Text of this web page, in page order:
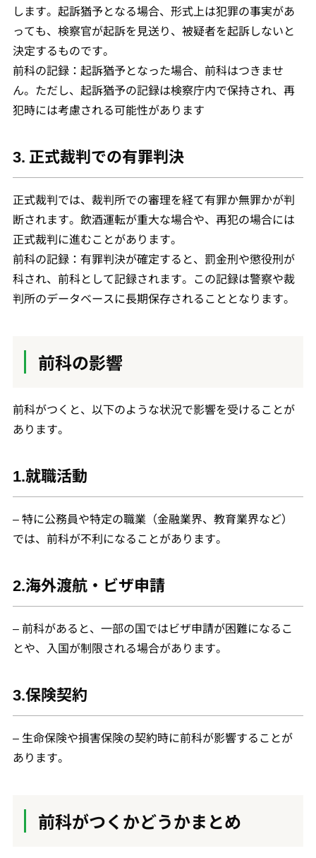
します。起訴猶予となる場合、形式上は犯罪の事実があ
っても、検察官が起訴を見送り、被疑者を起訴しないと
決定するものです。
前科の記録：起訴猶予となった場合、前科はつきませ
ん。ただし、起訴猶予の記録は検察庁内で保持され、再
犯時には考慮される可能性があります
3. 正式裁判での有罪判決
正式裁判では、裁判所での審理を経て有罪か無罪かが判
断されます。飲酒運転が重大な場合や、再犯の場合には
正式裁判に進むことがあります。
前科の記録：有罪判決が確定すると、罰金刑や懲役刑が
科され、前科として記録されます。この記録は警察や裁
判所のデータベースに長期保存されることとなります。
前科の影響
前科がつくと、以下のような状況で影響を受けることが
あります。
1.就職活動
– 特に公務員や特定の職業（金融業界、教育業界など）
では、前科が不利になることがあります。
2.海外渡航・ビザ申請
– 前科があると、一部の国ではビザ申請が困難になるこ
とや、入国が制限される場合があります。
3.保険契約
– 生命保険や損害保険の契約時に前科が影響することが
あります。
前科がつくかどうかまとめ